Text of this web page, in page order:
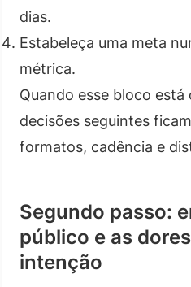
dias.
Estabeleça uma meta
métrica.
Quando esse bloco está
decisões seguintes
formatos, cadência e
Segundo passo:
público e as
intenção